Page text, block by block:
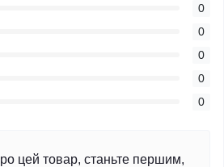
0
0
0
0
0
цей товар, станьте першим,